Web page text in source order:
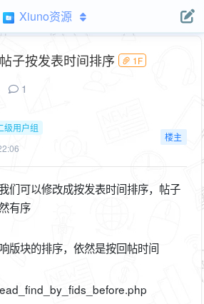
Xiuno资源
子按发表时间排序 1F
1
级用户组
楼主
们可以修改成按发表时间排序，帖子
有序
版块的排序，依然是按回帖时间